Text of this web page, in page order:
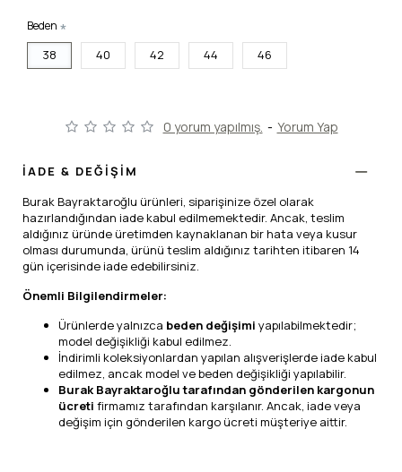
0 yorum yapılmış. - Yorum Yap
Beden
38 40 42 44 46
İADE & DEĞİŞİM
Burak Bayraktaroğlu ürünleri, siparişinize özel olarak
hazırlandığından iade kabul edilmemektedir. Ancak, teslim
aldığınız üründe üretimden kaynaklanan bir hata veya kusur
olması durumunda, ürünü teslim aldığınız tarihten itibaren 14
gün içerisinde iade edebilirsiniz.
Önemli Bilgilendirmeler:
Ürünlerde yalnızca beden değişimi yapılabilmektedir;
model değişikliği kabul edilmez.
İndirimli koleksiyonlardan yapılan alışverişlerde iade kabul
edilmez, ancak model ve beden değişikliği yapılabilir.
Burak Bayraktaroğlu tarafından gönderilen kargonun
ücreti firmamız tarafından karşılanır. Ancak, iade veya
değişim için gönderilen kargo ücreti müşteriye aittir.